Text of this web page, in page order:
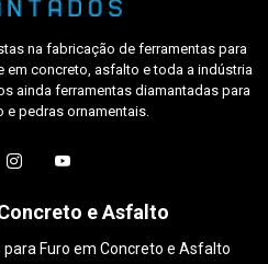
na fabricação de ferramentas para
concreto, asfalto e toda a indústria
ainda ferramentas diamantadas para
e pedras ornamentais.
e Asfalto
Furo em Concreto e Asfalto